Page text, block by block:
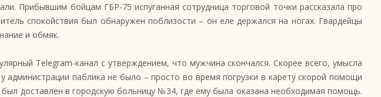
Прибывшим бойцам ГБР-75 испуганная сотрудница торговой точки рассказала про
спокойствия был обнаружен поблизости – он еле держался на ногах. Гвардейцы
и обмяк.
Telegram-канал с утверждением, что мужчина скончался. Скорее всего, умысла
паблика не было – просто во время погрузки в карету скорой помощи
доставлен в городскую больницу №34, где ему была оказана необходимая помощь.